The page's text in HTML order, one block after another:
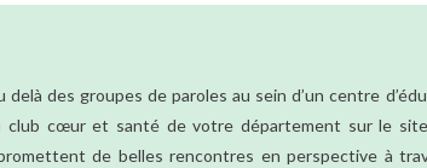
des groupes de paroles au sein d’un centre
club cœur et santé de votre département sur le
de belles rencontres en perspective à